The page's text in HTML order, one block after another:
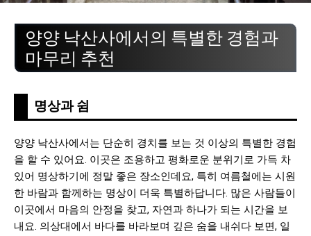
양양 낙산사에서의 특별한 경험과
마무리 추천
명상과 쉼
양양 낙산사에서는 단순히 경치를 보는 것 이상의 특별한 경험
을 할 수 있어요. 이곳은 조용하고 평화로운 분위기로 가득 차
있어 명상하기에 정말 좋은 장소인데요, 특히 여름철에는 시원
한 바람과 함께하는 명상이 더욱 특별하답니다. 많은 사람들이
이곳에서 마음의 안정을 찾고, 자연과 하나가 되는 시간을 보
내요. 의상대에서 바다를 바라보며 깊은 숨을 내쉬다 보면, 일